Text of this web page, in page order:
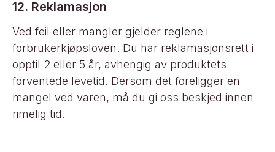
12. Reklamasjon
Ved feil eller mangler gjelder reglene i
forbrukerkjøpsloven. Du har reklamasjonsrett i
opptil 2 eller 5 år, avhengig av produktets
forventede levetid. Dersom det foreligger en
mangel ved varen, må du gi oss beskjed innen
rimelig tid.